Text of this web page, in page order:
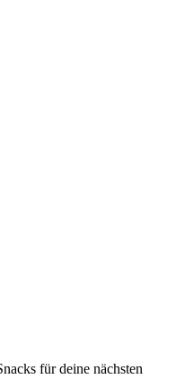
für deine nächsten